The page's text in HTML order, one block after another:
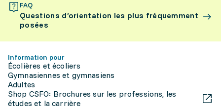
FAQ
Questions d’orientation les plus fréquemment
posées
Information pour
Écolières et écoliers
Gymnasiennes et gymnasiens
Adultes
Shop CSFO: Brochures sur les professions, les
études et la carrière